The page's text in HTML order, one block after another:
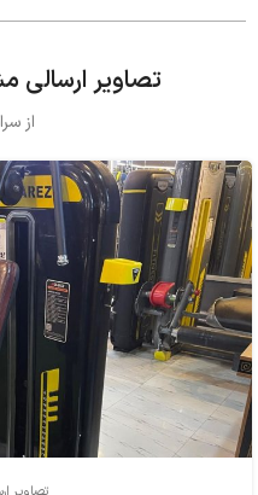
تصاویر ارسالی
از